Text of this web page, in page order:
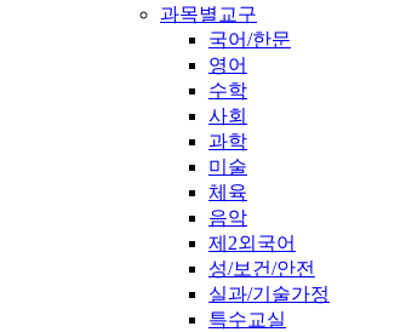
과목별교구
국어/한문
영어
수학
사회
과학
미술
체육
음악
제2외국어
성/보건/안전
실과/기술가정
특수교실